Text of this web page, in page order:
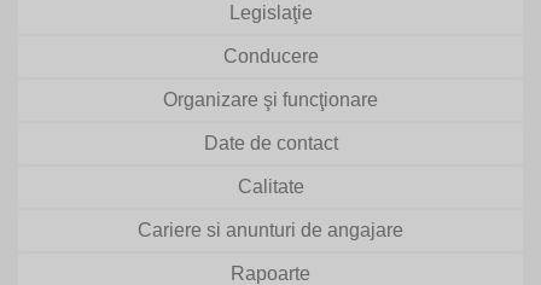
Legislaţie
Conducere
Organizare şi funcţionare
Date de contact
Calitate
Cariere si anunturi de angajare
Rapoarte